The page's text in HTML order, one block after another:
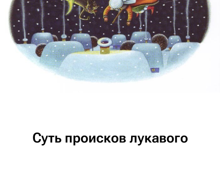
Суть происков лукавого